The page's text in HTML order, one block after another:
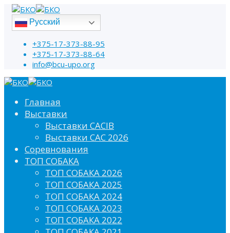
Русский
+375-17-373-88-95
+375-17-373-88-64
info@bcu-upo.org
Главная
Выставки
Выставки CACIB
Выставки САС 2026
Соревнования
ТОП СОБАКА
ТОП СОБАКА 2026
ТОП СОБАКА 2025
ТОП СОБАКА 2024
ТОП СОБАКА 2023
ТОП СОБАКА 2022